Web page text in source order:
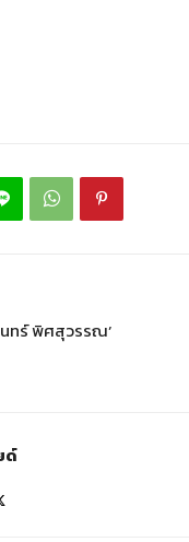
ทร์ พิศสุวรรณ’
ด์